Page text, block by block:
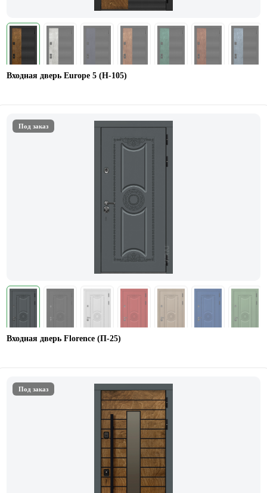
Входная дверь Europe 5 (H-105)
Под заказ
Входная дверь Florence (П-25)
Под заказ